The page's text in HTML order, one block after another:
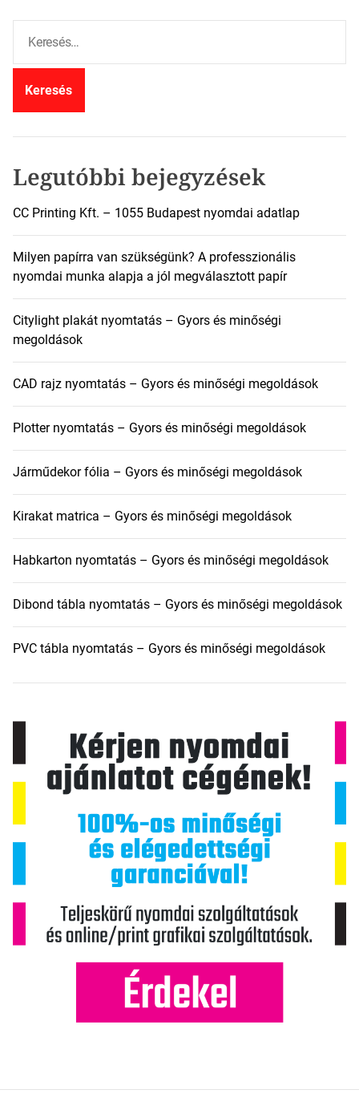
r
Legutóbbi bejegyzések
CC Printing Kft. – 1055 Budapest nyomdai adatlap
Milyen papírra van szükségünk? A professzionális
nyomdai munka alapja a jól megválasztott papír
Citylight plakát nyomtatás – Gyors és minőségi
megoldások
CAD rajz nyomtatás – Gyors és minőségi megoldások
Plotter nyomtatás – Gyors és minőségi megoldások
Járműdekor fólia – Gyors és minőségi megoldások
Kirakat matrica – Gyors és minőségi megoldások
Habkarton nyomtatás – Gyors és minőségi megoldások
Dibond tábla nyomtatás – Gyors és minőségi megoldások
PVC tábla nyomtatás – Gyors és minőségi megoldások